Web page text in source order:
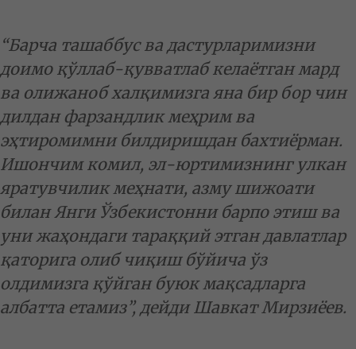
“Барча ташаббус ва дастурларимизни
доимо қўллаб-қувватлаб келаётган мард
ва олижаноб халқимизга яна бир бор чин
дилдан фарзандлик меҳрим ва
эҳтиромимни билдиришдан бахтиёрман.
Ишончим комил, эл-юртимизнинг улкан
яратувчилик меҳнати, азму шижоати
билан Янги Ўзбекистонни барпо этиш ва
уни жаҳондаги тараққий этган давлатлар
қаторига олиб чиқиш бўйича ўз
олдимизга қўйган буюк мақсадларга
албатта етамиз”, дейди Шавкат Мирзиёев.